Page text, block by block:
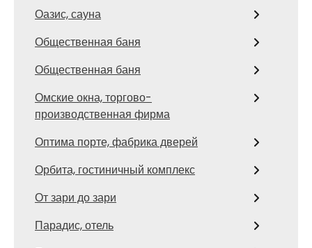
Оазис, сауна
Общественная баня
Общественная баня
Омские окна, торгово-
производственная фирма
Оптима порте, фабрика дверей
Орбита, гостиничный комплекс
От зари до зари
Парадис, отель